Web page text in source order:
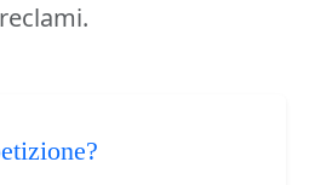
reclami.